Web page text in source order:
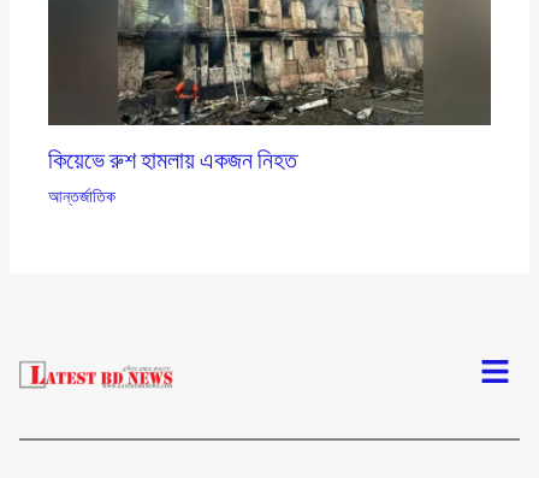
কিয়েভে রুশ হামলায় একজন নিহত
আন্তর্জাতিক
Menu